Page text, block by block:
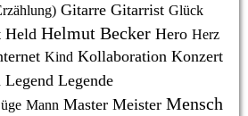
Gitarre Gitarrist Glück
Held Helmut Becker Hero Herz
Kind Kollaboration Konzert
Legend Legende
Mann Master Meister Mensch